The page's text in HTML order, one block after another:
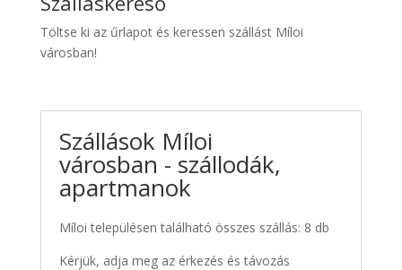
Taxi
Töltse ki az űrlapot és keressen szállást Míloi
városban!
Szállások Míloi
városban - szállodák,
apartmanok
Míloi településen található összes szállás: 8 db
Kérjük, adja meg az érkezés és távozás